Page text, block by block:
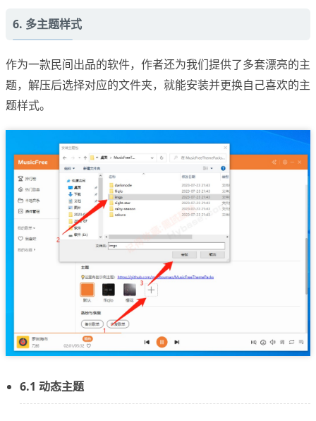
6. 多主题样式
作为一款民间出品的软件，作者还为我们提供了多套漂亮的主
题，解压后选择对应的文件夹，就能安装并更换自己喜欢的主
题样式。
6.1 动态主题